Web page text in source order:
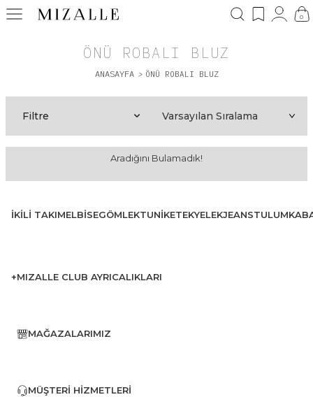
0
ÖNÜ ROBALI BLUZ
ANASAYFA > ÖNÜ ROBALI BLUZ
Filtre
Aradığını Bulamadık!
İKILI TAKIMELBISEGÖMLEKTUNIKETEKYELEKJEANSTULUM
+MIZALLE CLUB AYRICALIKLARI
MAĞAZALARIMIZ
MÜŞTERI HIZMETLERI